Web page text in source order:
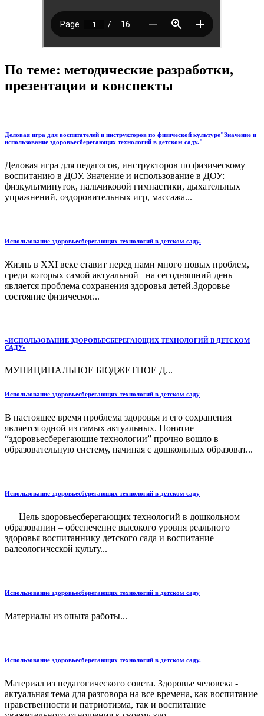
По теме: методические разработки,
презентации и конспекты
Деловая игра для воспитателей и инструкторов по физической культуре"Значение и
использование здоровьесберегающих технологий в детском саду."
Деловая игра для педагогов, инструкторов по физическому
воспитанию в ДОУ. Значение и использование в ДОУ:
физкультминуток, пальчиковой гимнастики, дыхательных
упражнений, оздоровительных игр, массажа...
Использование здоровьесберегающих технологий в детском саду.
Жизнь в ХXI веке ставит перед нами много новых проблем,
среди которых самой актуальной на сегодняшний день
является проблема сохранения здоровья детей.Здоровье –
состояние физическог...
«ИСПОЛЬЗОВАНИЕ ЗДОРОВЬЕСБЕРЕГАЮЩИХ ТЕХНОЛОГИЙ В ДЕТСКОМ
САДУ»
МУНИЦИПАЛЬНОЕ БЮДЖЕТНОЕ Д...
Использование здоровьесберегающих технологий в детском саду
В настоящее время проблема здоровья и его сохранения
является одной из самых актуальных. Понятие
“здоровьесберегающие технологии” прочно вошло в
образовательную систему, начиная с дошкольных образоват...
Использование здоровьесберегающих технологий в детском саду
Цель здоровьесберегающих технологий в дошкольном
образовании – обеспечение высокого уровня реального
здоровья воспитаннику детского сада и воспитание
валеологической культу...
Использование здоровьесберегающих технологий в детском саду
Материалы из опыта работы...
Использование здоровьесберегающих технологий в детском саду.
Материал из педагогического совета. Здоровье человека -
актуальная тема для разговора на все времена, как воспитание
нравственности и патриотизма, так и воспитание